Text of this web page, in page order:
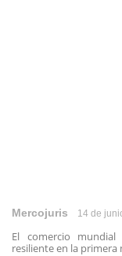
Mercojuris 14 de
El comercio mundial
resiliente en la primera